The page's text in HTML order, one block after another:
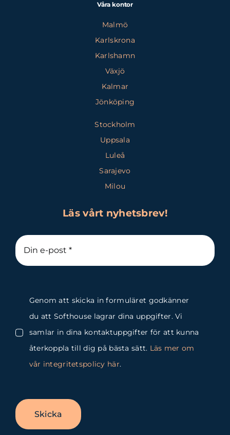
Våra kontor
Malmö
Karlskrona
Karlshamn
Växjö
Kalmar
Jönköping
Stockholm
Uppsala
Luleå
Sarajevo
Milou
Läs vårt nyhetsbrev!
Genom att skicka in formuläret godkänner
du att Softhouse lagrar dina uppgifter. Vi
samlar in dina kontaktuppgifter för att kunna
återkoppla till dig på bästa sätt. Läs mer om
vår integritetspolicy här.
Skicka